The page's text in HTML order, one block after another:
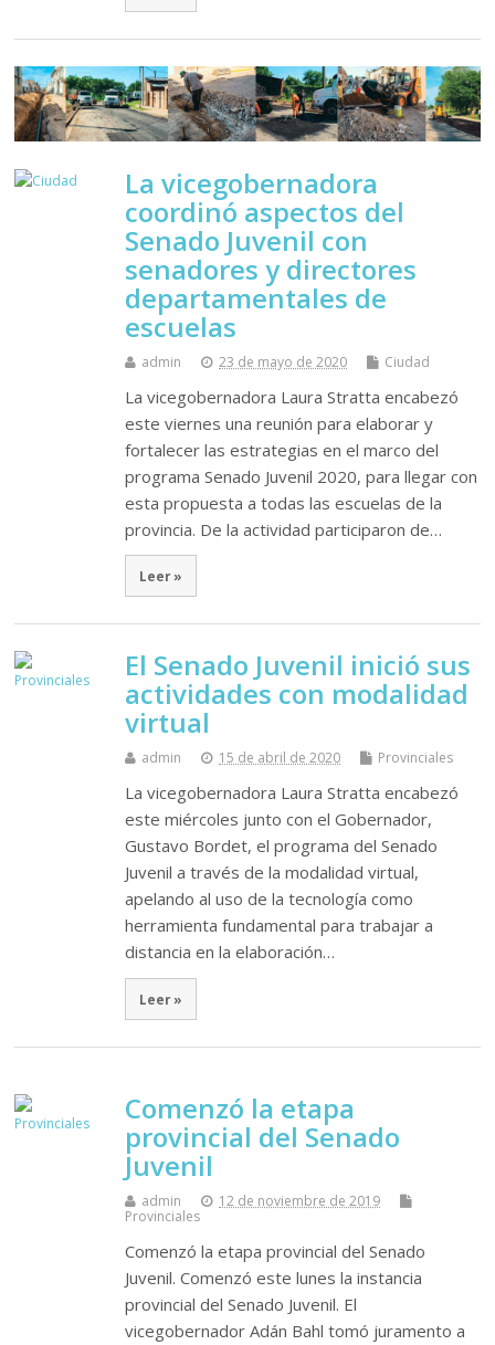
La vicegobernadora
coordinó aspectos del
Senado Juvenil con
senadores y directores
departamentales de
escuelas
admin 23 de mayo de 2020 Ciudad
La vicegobernadora Laura Stratta encabezó
este viernes una reunión para elaborar y
fortalecer las estrategias en el marco del
programa Senado Juvenil 2020, para llegar con
esta propuesta a todas las escuelas de la
provincia. De la actividad participaron de…
Leer »
El Senado Juvenil inició sus
actividades con modalidad
virtual
admin 15 de abril de 2020 Provinciales
La vicegobernadora Laura Stratta encabezó
este miércoles junto con el Gobernador,
Gustavo Bordet, el programa del Senado
Juvenil a través de la modalidad virtual,
apelando al uso de la tecnología como
herramienta fundamental para trabajar a
distancia en la elaboración…
Leer »
Comenzó la etapa
provincial del Senado
Juvenil
admin
12 de noviembre de 2019
Provinciales
Comenzó la etapa provincial del Senado
Juvenil. Comenzó este lunes la instancia
provincial del Senado Juvenil. El
vicegobernador Adán Bahl tomó juramento a